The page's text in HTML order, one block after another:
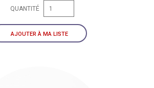
QUANTITÉ
AJOUTER À MA LISTE